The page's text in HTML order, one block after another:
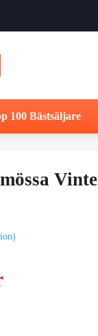
100 Bästsäljare
Det